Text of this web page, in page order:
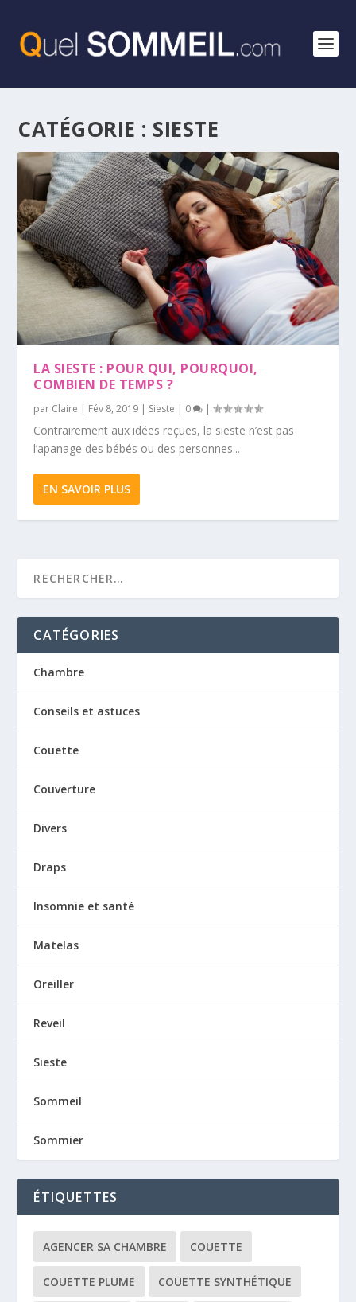
CATÉGORIE : SIESTE
LA SIESTE : POUR QUI, POURQUOI,
COMBIEN DE TEMPS ?
par Claire | Fév 8, 2019 | Sieste | 0 |
Contrairement aux idées reçues, la sieste n’est pas
l’apanage des bébés ou des personnes...
EN SAVOIR PLUS
CATÉGORIES
Chambre
Conseils et astuces
Couette
Couverture
Divers
Draps
Insomnie et santé
Matelas
Oreiller
Reveil
Sieste
Sommeil
Sommier
ÉTIQUETTES
AGENCER SA CHAMBRE COUETTE
COUETTE PLUME COUETTE SYNTHÉTIQUE